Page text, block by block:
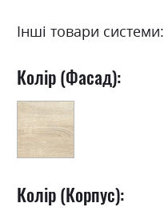
Інші товари системи:
Колір (Фасад):
Колір (Корпус):